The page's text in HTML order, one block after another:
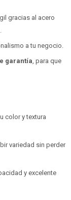
gracias al acero
a tu negocio.
garantía , para que
color y textura
variedad sin perder
y excelente